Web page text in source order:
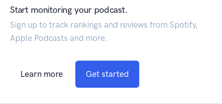
Start monitoring your podcast.
Sign up to track rankings and reviews from Spotify,
Apple Podcasts and more.
Learn more Get started